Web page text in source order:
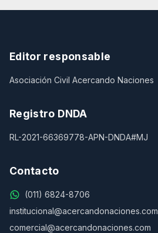
Editor responsable
Asociación Civil Acercando Naciones
Registro DNDA
RL-2021-66369778-APN-DNDA#MJ
Contacto
(011) 6824-8706
institucional@acercandonaciones.com
comercial@acercandonaciones.com